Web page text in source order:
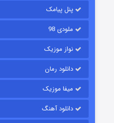
قسمت
پنل پیامک
ملودی 98
نواز موزیک
دانلود رمان
میفا موزیک
دانلود آهنگ